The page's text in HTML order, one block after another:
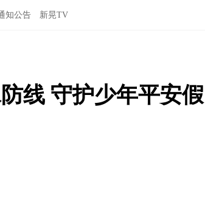
知公告 新晃TV
线 守护少年平安假